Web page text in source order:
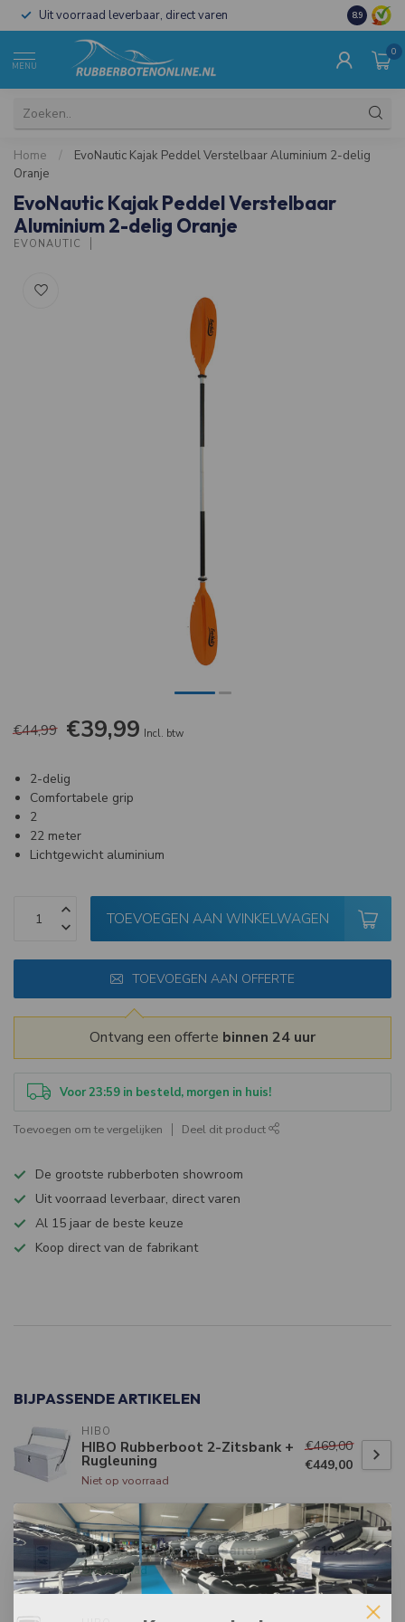
Uit voorraad leverbaar, direct varen Al 15 jaar
8.9
MENU
0
Home /
EvoNautic Kajak Peddel Verstelbaar Aluminium 2-delig
Oranje
EvoNautic Kajak Peddel Verstelbaar
Aluminium 2-delig Oranje
EVONAUTIC
€44,99 €39,99 Incl. btw
2-delig
Comfortabele grip
2
22 meter
Lichtgewicht aluminium
TOEVOEGEN AAN WINKELWAGEN
TOEVOEGEN AAN OFFERTE
Ontvang een offerte binnen 24 uur
Voor 23:59 in besteld, morgen in huis!
Toevoegen om te vergelijken Deel dit product
De grootste rubberboten showroom
Uit voorraad leverbaar, direct varen
Al 15 jaar de beste keuze
Koop direct van de fabrikant
BIJPASSENDE ARTIKELEN
HIBO
HIBO Rubberboot 2-Zitsbank +
Rugleuning
Niet op voorraad
€469,00
€449,00
HIBO
HIBO Rubberboot Cleaner
Op voorraad
€19,99